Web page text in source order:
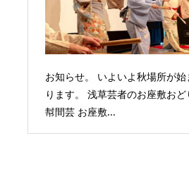
お知らせ。 いよいよ秋場所が始
ります。 浅草芸者のお座敷おど
幇間芸 お座敷...